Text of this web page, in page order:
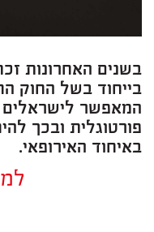
בשנים האחרונות
המאפשר
פורטוגלית ובכך
באיחוד האירופאי.